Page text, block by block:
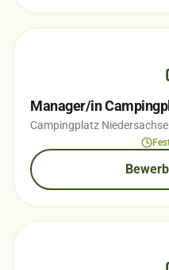
Campingplatz